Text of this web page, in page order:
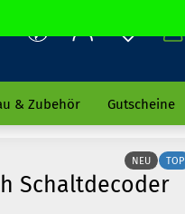
& Zubehör Gutscheine
NEU TOP
Schaltdecoder